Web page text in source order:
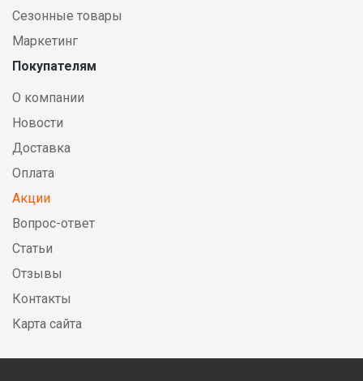
Сезонные товары
Маркетинг
Покупателям
О компании
Новости
Доставка
Оплата
Акции
Вопрос-ответ
Статьи
Отзывы
Контакты
Карта сайта